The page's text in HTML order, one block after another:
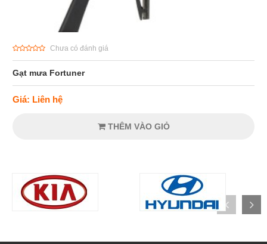
Chưa có đánh giá
Gạt mưa Fortuner
Giá: Liên hệ
THÊM VÀO GIỎ